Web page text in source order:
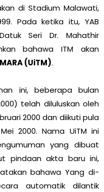
di Stadium Malawati,
Pada ketika itu, YAB
Seri Dr. Mahathir
bahawa ITM akan
(UiTM).
ini, beberapa bulan
telah diluluskan oleh
2000 dan diikuti pula
2000. Nama UiTM ini
yang dibuat
pindaan akta baru ini,
bahawa Yang di-
automatik dilantik